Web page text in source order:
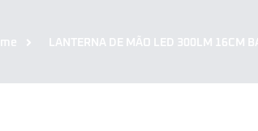
LANTERNA DE MÃO LED 300LM 16CM